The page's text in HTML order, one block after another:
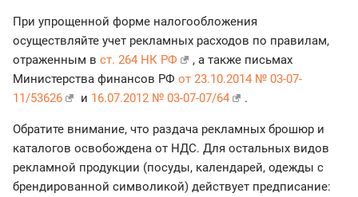
При упрощенной форме налогообложения
осуществляйте учет рекламных расходов по правилам,
отраженным в ст. 264 НК РФ
, а также письмах
Министерства финансов РФ от 23.10.2014 № 03-07-
11/53626
и 16.07.2012 № 03-07-07/64 .
Обратите внимание, что раздача рекламных брошюр и
каталогов освобождена от НДС. Для остальных видов
рекламной продукции (посуды, календарей, одежды с
брендированной символикой) действует предписание: